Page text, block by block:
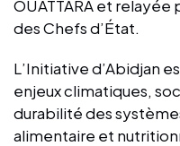
OUATTARA et
des Chefs d’État.
L’Initiative d’Abidjan
enjeux climatiques,
durabilité des
alimentaire et